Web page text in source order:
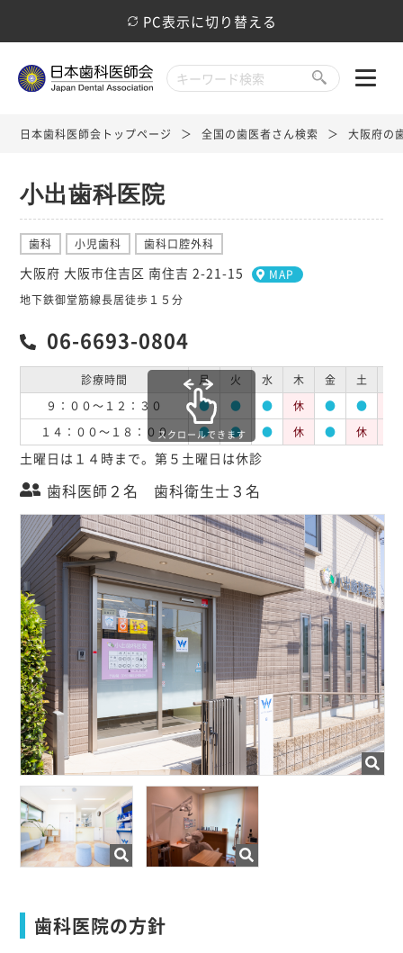
PC表示に切り替える
日本歯科医師会トップページ 全国の歯医者さん検索 大阪府の
小出歯科医院
歯科 小児歯科 歯科口腔外科
大阪府 大阪市住吉区 南住吉 2-21-15
MAP
地下鉄御堂筋線長居徒歩１５分
06-6693-0804
診療時間 月 火 水 木 金 土
９：００～１２：３０
● ● ● 休 ● ●
１４：００～１８：００
● ● ● 休 ● 休
スクロールできます
土曜日は１４時まで。第５土曜日は休診
歯科医師２名 歯科衛生士３名
歯科医院の方針